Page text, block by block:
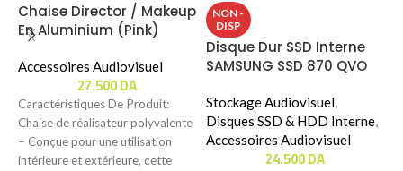
Chaise Director / Makeup
En Aluminium (Pink)
Accessoires Audiovisuel
27.500DA
Caractéristiques De Produit:
Chaise de réalisateur polyvalente
– Conçue pour une utilisation
intérieure et extérieure, cette
NON -
DISP
Disque Dur SSD Interne
SAMSUNG SSD 870 QVO
Stockage Audiovisuel,
Disques SSD & HDD Interne,
Accessoires Audiovisuel
24.500DA